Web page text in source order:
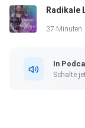
Wenn du spürst,
37 Minuten
In
Schalte